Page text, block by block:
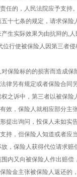
任的，人民法院应予支持。
十七条的规定，请求保
生实际效果为由抗辩的,人
行使被保险人因第三者
保险标的的损害而造成
律另有规定或者保险合同
之诉中，第三者以被保
，保险人就相应部分主
出询问，投保人未如实
，但保险人知道或者应
，保险人获得代位请求
内又向被保险人作出赔
险金主张被保险人返还的